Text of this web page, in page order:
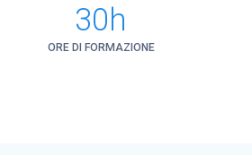
30h
ORE DI FORMAZIONE